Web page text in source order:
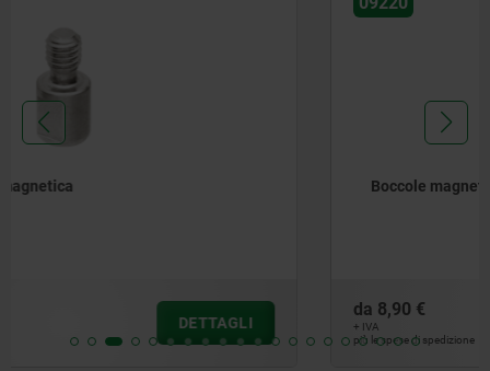
Boccole magnetiche
più le spese di spedizione
DETTAGLI